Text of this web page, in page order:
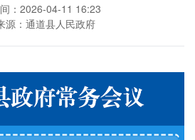
：2026-04-11 16:23
源：通道县人民政府